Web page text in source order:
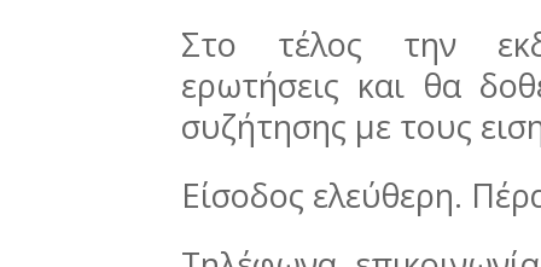
Στο τέλος την
ερωτήσεις και θα
συζήτησης με τους
Είσοδος ελεύθερη.